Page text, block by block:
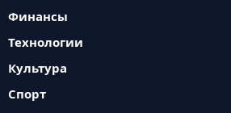
Финансы
Технологии
Культура
Спорт